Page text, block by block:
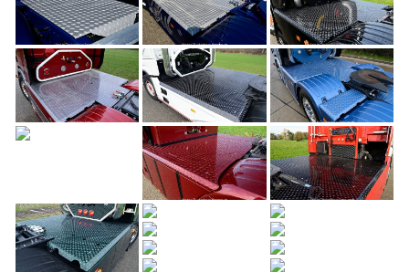
Te Koop
Miniatuur
Vacatures